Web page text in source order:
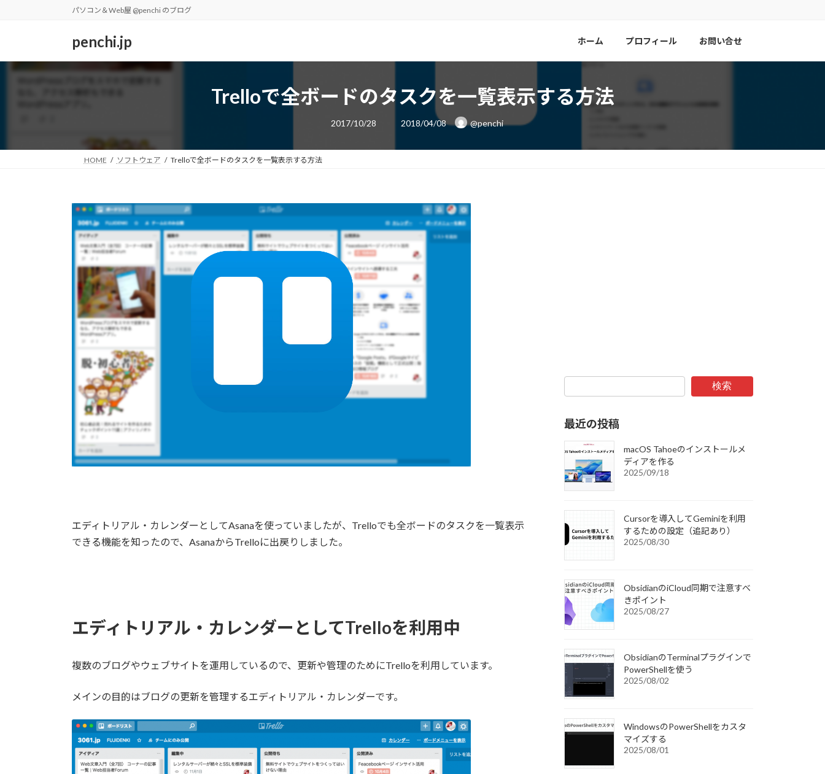
パソコン＆Web屋 @penchi のブログ
penchi.jp ホーム プロフィール お問い合せ
Trelloで全ボードのタスクを一覧表示する方法
2017/10/28
最
終
日
2018/04/08 @penchi
HOME ソフトウェア Trelloで全ボードのタスクを一覧表示する方法
エディトリアル・カレンダーとしてAsanaを使っていましたが、Trelloでも全ボードのタスクを一覧表示
できる機能を知ったので、AsanaからTrelloに出戻りしました。
エディトリアル・カレンダーとしてTrelloを利用中
複数のブログやウェブサイトを運用しているので、更新や管理のためにTrelloを利用しています。
メインの目的はブログの更新を管理するエディトリアル・カレンダーです。
検索
最近の投稿
macOS Tahoeのインストールメ
ディアを作る
2025/09/18
Cursorを導入してGeminiを利用
するための設定（追記あり）
2025/08/30
ObsidianのiCloud同期で注意すべ
きポイント
2025/08/27
ObsidianのTerminalプラグインで
PowerShellを使う
2025/08/02
WindowsのPowerShellをカスタ
マイズする
2025/08/01